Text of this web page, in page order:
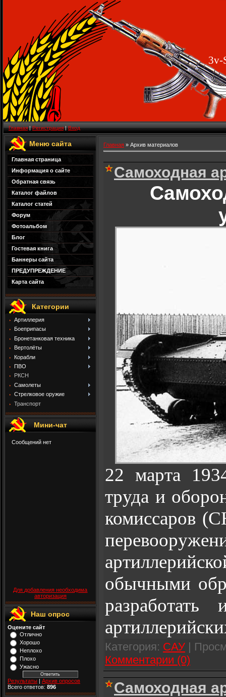
3v-
Главная|Регистрация|Вход
Меню сайта
Главная страница
Информация о сайте
Обратная связь
Каталог файлов
Каталог статей
Форум
Фотоальбом
Блог
Гостевая книга
Баннеры сайта
ПРЕДУПРЕЖДЕНИЕ
Карта сайта
Категории
Артиллерия
Боеприпасы
Бронетанковая техника
Вертолёты
Корабли
ПВО
РКСН
Самолеты
Стрелковое оружие
Транспорт
Мини-чат
Для добавления необходима
авторизация
Наш опрос
Оцените сайт
Отлично
Хорошо
Неплохо
Плохо
Ужасно
Результаты | Архив опросов
Всего ответов: 896
Главная » Архив материалов
Самоходная
22 марта
труда и
комиссаров
обычными
Категория: САУ |
Комментарии (0)
Самоходная